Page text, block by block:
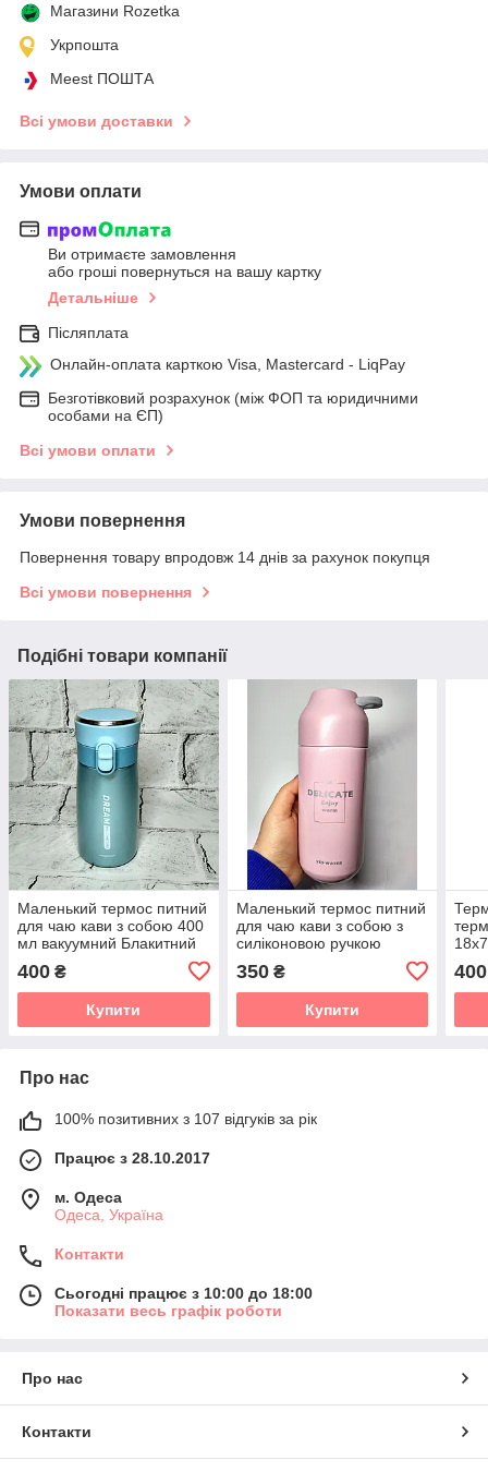
Магазини Rozetka
Укрпошта
Meest ПОШТА
Всі умови доставки
Умови оплати
Ви отримаєте замовлення
або гроші повернуться на вашу картку
Детальніше
Післяплата
Онлайн-оплата карткою Visa, Mastercard - LiqPay
Безготівковий розрахунок (між ФОП та юридичними
особами на ЄП)
Всі умови оплати
Умови повернення
Повернення товару впродовж 14 днів за рахунок покупця
Всі умови повернення
Подібні товари компанії
Маленький термос питний
для чаю кави з собою 400
мл вакуумний Блакитний
(23-73-3)
400 ₴
Купити
Маленький термос питний
для чаю кави з собою з
силіконовою ручкою
Рожевий 320 мл 17,5х6,7
см (GM8369)
350₴
Купити
400
Про нас
100% позитивних з 107 відгуків за рік
Працює з 28.10.2017
м. Одеса
Одеса, Україна
Контакти
Сьогодні працює з 10:00 до 18:00
Показати весь графік роботи
Про нас
Контакти